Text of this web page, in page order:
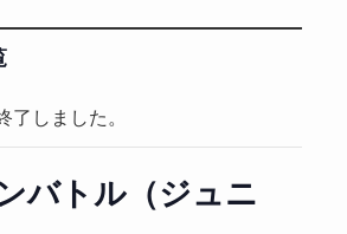
了しました。
バトル（ジュニ